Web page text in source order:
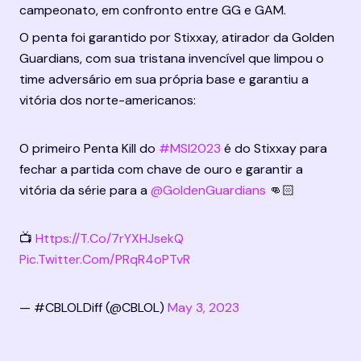
campeonato, em confronto entre GG e GAM.
O penta foi garantido por Stixxay, atirador da Golden
Guardians, com sua tristana invencível que limpou o
time adversário em sua própria base e garantiu a
vitória dos norte-americanos:
O primeiro Penta Kill do #MSI2023 é do Stixxay para
fechar a partida com chave de ouro e garantir a
vitória da série para a @GoldenGuardians 👊🏻
📺 Https://t.co/7rYXHJsekQ
Pic.twitter.com/PRqR4oPTvR
— #CBLOLDiff (@CBLOL) May 3, 2023